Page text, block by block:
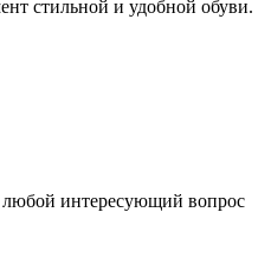
стильной и удобной обуви.
интересующий вопрос